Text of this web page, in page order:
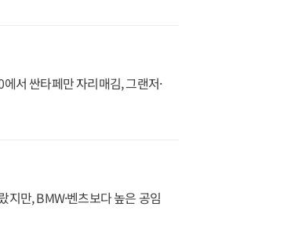
서 싼타페만 자리매김, 그랜저·
지만, BMW·벤츠보다 높은 공임